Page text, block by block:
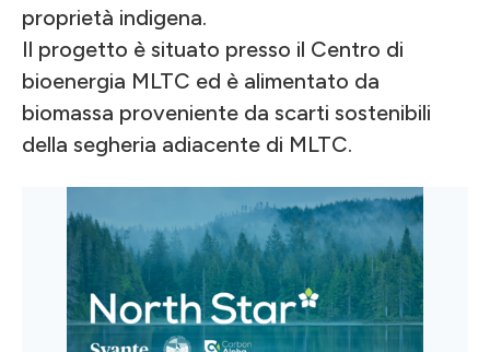
proprietà indigena.
Il progetto è situato presso il Centro di
bioenergia MLTC ed è alimentato da
biomassa proveniente da scarti sostenibili
della segheria adiacente di MLTC.